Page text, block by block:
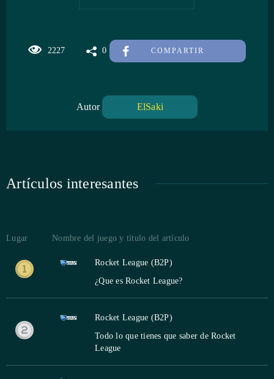
2227 0 COMPARTIR
Autor ElSaki
Artículos interesantes
Lugar Nombre del juego y título del artículo
Rocket League (B2P)
¿Que es Rocket League?
Rocket League (B2P)
Todo lo que tienes que saber de Rocket
League